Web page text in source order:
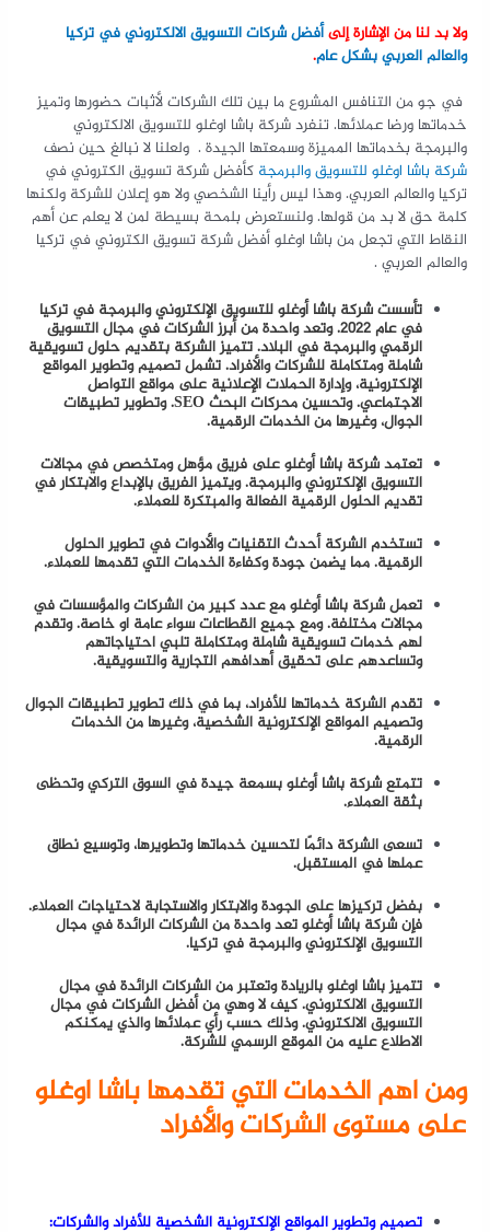
ولا بد لنا من الإشارة إلىأفضل شركات التسويق الالكتروني في تركيا
والعالم العربي بشكل عام.
في جو من التنافس المشروع ما بين تلك الشركات لأثبات حضورها وتميز
خدماتها ورضا عملائها. تنفرد شركة باشا اوغلو للتسويق الالكتروني
والبرمجة بخدماتها المميزة وسمعتها الجيدة . ولعلنا لا نبالغ حين نصف
شركة باشا اوغلو للتسويق والبرمجة كأفضل شركة تسويق الكتروني في
تركيا والعالم العربي. وهذا ليس رأينا الشخصي ولا هو إعلان للشركة ولكنها
كلمة حق لا بد من قولها. ولنستعرض بلمحة بسيطة لمن لا يعلم عن أهم
النقاط التي تجعل من باشا اوغلو أفضل شركة تسويق الكتروني في تركيا
والعالم العربي .
تأسست شركة باشا أوغلو للتسويق الإلكتروني والبرمجة في تركيا
في عام 2022. وتعد واحدة من أبرز الشركات في مجال التسويق
الرقمي والبرمجة في البلاد. تتميز الشركة بتقديم حلول تسويقية
شاملة ومتكاملة للشركات والأفراد. تشمل تصميم وتطوير المواقع
الإلكترونية، وإدارة الحملات الإعلانية على مواقع التواصل
الاجتماعي. وتحسين محركات البحث SEO. وتطوير تطبيقات
الجوال، وغيرها من الخدمات الرقمية.
تعتمد شركة باشا أوغلو على فريق مؤهل ومتخصص في مجالات
التسويق الإلكتروني والبرمجة. ويتميز الفريق بالإبداع والابتكار في
تقديم الحلول الرقمية الفعالة والمبتكرة للعملاء.
تستخدم الشركة أحدث التقنيات والأدوات في تطوير الحلول
الرقمية. مما يضمن جودة وكفاءة الخدمات التي تقدمها للعملاء.
تعمل شركة باشا أوغلو مع عدد كبير من الشركات والمؤسسات في
مجالات مختلفة. ومع جميع القطاعات سواء عامة او خاصة. وتقدم
لهم خدمات تسويقية شاملة ومتكاملة تلبي احتياجاتهم
وتساعدهم على تحقيق أهدافهم التجارية والتسويقية.
تقدم الشركة خدماتها للأفراد، بما في ذلك تطوير تطبيقات الجوال
وتصميم المواقع الإلكترونية الشخصية، وغيرها من الخدمات
الرقمية.
تتمتع شركة باشا أوغلو بسمعة جيدة في السوق التركي وتحظى
بثقة العملاء.
تسعى الشركة دائمًا لتحسين خدماتها وتطويرها، وتوسيع نطاق
عملها في المستقبل.
بفضل تركيزها على الجودة والابتكار والاستجابة لاحتياجات العملاء.
فإن شركة باشا أوغلو تعد واحدة من الشركات الرائدة في مجال
التسويق الإلكتروني والبرمجة في تركيا.
تتميز باشا اوغلو بالريادة وتعتبر من الشركات الرائدة في مجال
التسويق الالكتروني. كيف لا وهي من أفضل الشركات في مجال
التسويق الالكتروني. وذلك حسب رأي عملائها والذي يمكنكم
الاطلاع عليه من الموقع الرسمي للشركة.
ومن اهم الخدمات التي تقدمها باشا اوغلو
على مستوى الشركات والأفراد
تصميم وتطوير المواقع الإلكترونية الشخصية للأفراد والشركات: